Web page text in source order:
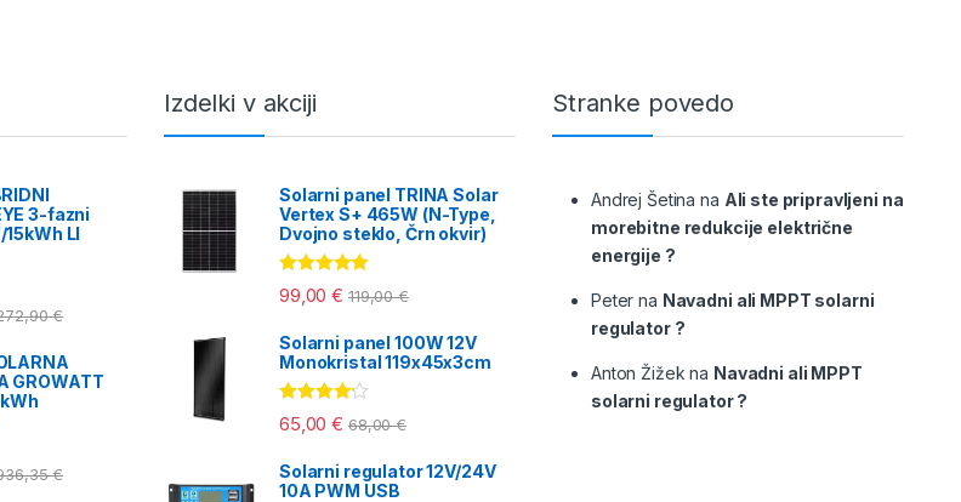
3-fazni
LI
€
GROWATT
€
Izdelki v akciji
Solarni panel TRINA Solar
Vertex S+ 465W (N-Type,
Dvojno steklo, Črn okvir)
Ocenjeno
5.00od 5
99,00€ 119,00€
Solarni panel 100W 12V
Monokristal 119x45x3cm
Ocenjeno
4.00od 5
65,00€ 68,00€
Solarni regulator 12V/24V
10A PWM USB
Stranke povedo
Andrej Šetina na Ali ste pripravljeni na
morebitne redukcije električne
energije ?
Peter na Navadni ali MPPT solarni
regulator ?
Anton Žižek na Navadni ali MPPT
solarni regulator ?